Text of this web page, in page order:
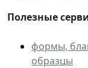
Полезные
формы,
образцы